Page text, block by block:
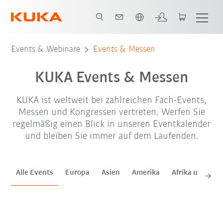
Aug. '26 Sep. '26
Events & Webinare Events & Messen
KUKA Events & Messen
KUKA ist weltweit bei zahlreichen Fach-Events,
Messen und Kongressen vertreten. Werfen Sie
regelmäßig einen Blick in unseren Eventkalender
und bleiben Sie immer auf dem Laufenden.
Alle Events Europa Asien Amerika Afrika und